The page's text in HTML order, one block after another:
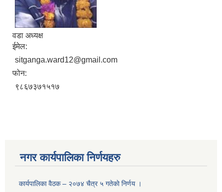
वडा अध्यक्ष
ईमेल:
sitganga.ward12@gmail.com
फोन:
९८६७३७१५१७
नगर कार्यपालिका निर्णयहरु
कार्यपालिका वैठक – २०७४ चैत्र ५ गतेकाे निर्णय ।